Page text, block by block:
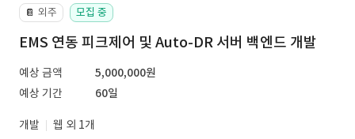
📔 외주 모집 중
EMS 연동 피크제어 및 Auto-DR 서버 백엔드 개발
예상 금액
5,000,000원
예상 기간
60일
개발
웹 외 1개